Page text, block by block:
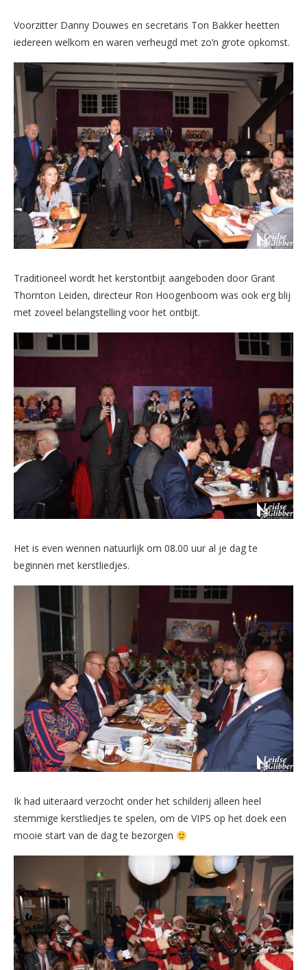
Voorzitter Danny Douwes en secretaris Ton Bakker heetten
iedereen welkom en waren verheugd met zo’n grote opkomst.
Traditioneel wordt het kerstontbijt aangeboden door Grant
Thornton Leiden, directeur Ron Hoogenboom was ook erg blij
met zoveel belangstelling voor het ontbijt.
Het is even wennen natuurlijk om 08.00 uur al je dag te
beginnen met kerstliedjes.
Ik had uiteraard verzocht onder het schilderij alleen heel
stemmige kerstliedjes te spelen, om de VIPS op het doek een
mooie start van de dag te bezorgen